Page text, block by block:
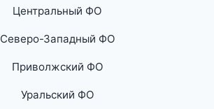
Центральный ФО
Северо-Западный ФО
Приволжский ФО
Уральский ФО